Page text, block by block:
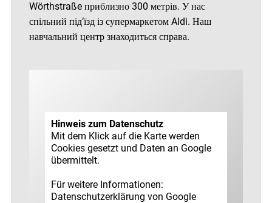
Wörthstraße приблизно 300 метрів. У нас
спільний під’їзд із супермаркетом Aldi. Наш
навчальний центр знаходиться справа.
Hinweis zum Datenschutz
Mit dem Klick auf die Karte werden
Cookies gesetzt und Daten an Google
übermittelt.
Für weitere Informationen:
Datenschutz­erklärung von Google